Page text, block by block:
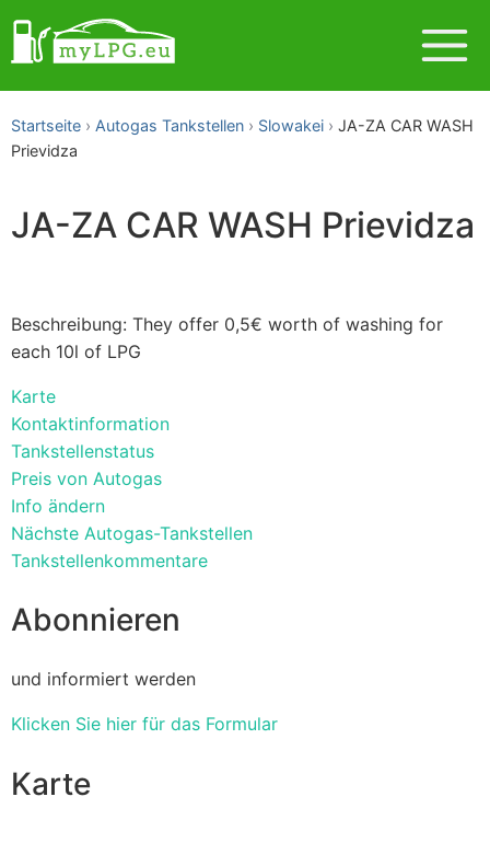
Startseite Autogas Tankstellen Slowakei
JA-ZA CAR WASH
Prievidza
JA-ZA CAR WASH Prievidza
Beschreibung: They offer 0,5€ worth of washing for
each 10l of LPG
Karte
Kontaktinformation
Tankstellenstatus
Preis von Autogas
Info ändern
Nächste Autogas-Tankstellen
Tankstellenkommentare
Abonnieren
und informiert werden
Klicken Sie hier für das Formular
Karte